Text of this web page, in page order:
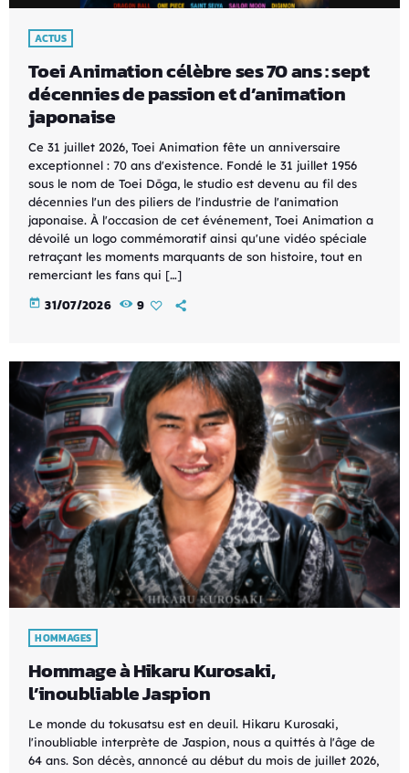
ACTUS
Toei Animation célèbre ses 70 ans : sept
décennies de passion et d’animation
japonaise
Ce 31 juillet 2026, Toei Animation fête un anniversaire
exceptionnel : 70 ans d'existence. Fondé le 31 juillet 1956
sous le nom de Toei Dōga, le studio est devenu au fil des
décennies l'un des piliers de l'industrie de l'animation
japonaise. À l'occasion de cet événement, Toei Animation a
dévoilé un logo commémoratif ainsi qu'une vidéo spéciale
retraçant les moments marquants de son histoire, tout en
remerciant les fans qui […]
today 31/07/2026 9
HOMMAGES
Hommage à Hikaru Kurosaki,
l’inoubliable Jaspion
Le monde du tokusatsu est en deuil. Hikaru Kurosaki,
l'inoubliable interprète de Jaspion, nous a quittés à l'âge de
64 ans. Son décès, annoncé au début du mois de juillet 2026,